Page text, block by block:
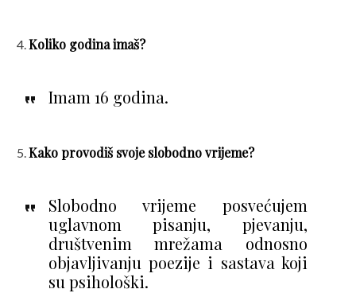
Koliko godina imaš?
Imam 16 godina.
Kako provodiš svoje slobodno vrijeme?
Slobodno vrijeme posvećujem
uglavnom pisanju, pjevanju,
društvenim mrežama odnosno
objavljivanju poezije i sastava koji
su psihološki.